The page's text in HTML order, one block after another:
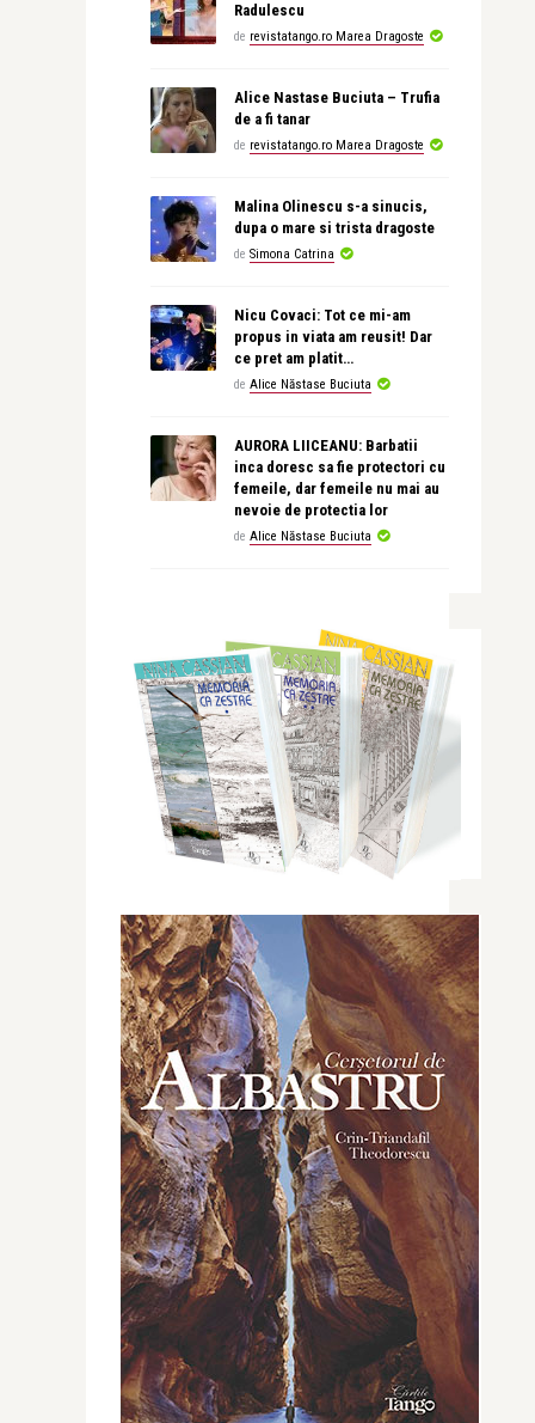
Radulescu
de revistatango.ro Marea Dragoste
Alice Nastase Buciuta – Trufia
de a fi tanar
de revistatango.ro Marea Dragoste
Malina Olinescu s-a sinucis,
dupa o mare si trista dragoste
de Simona Catrina
Nicu Covaci: Tot ce mi-am
propus in viata am reusit! Dar
ce pret am platit…
de Alice Năstase Buciuta
AURORA LIICEANU: Barbatii
inca doresc sa fie protectori cu
femeile, dar femeile nu mai au
nevoie de protectia lor
de Alice Năstase Buciuta